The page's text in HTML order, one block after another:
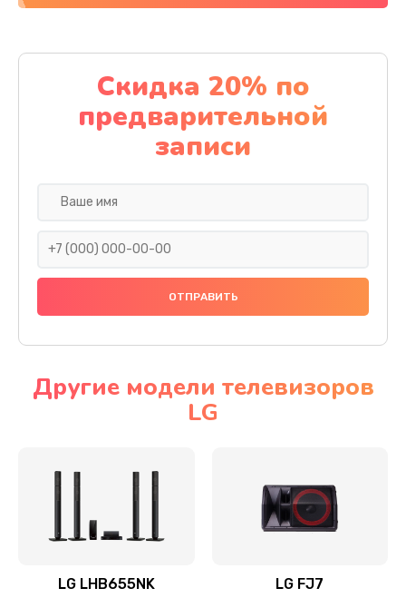
Заказать
Замена дисплея (экрана)
2000 руб.
Заказать
Ремонт платы электроники
Прошивка
Ремонт механики привода
Ремонт / замена кнопок, клавиш, индикаторов,
Скидка 20% по
предварительной
записи
Другие модели телевизоров
LG
LG LHB655NK LG FJ7